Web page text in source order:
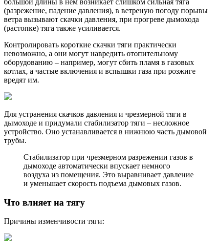
(разрежение, падение давления), в ветреную погоду порывы
ветра вызывают скачки давления, при прогреве дымохода
(растопке) тяга также усиливается.
Контролировать короткие скачки тяги практически
невозможно, а они могут навредить отопительному
оборудованию – например, могут сбить пламя в газовых
котлах, а частые включения и вспышки газа при розжиге
вредят им.
Для устранения скачков давления и чрезмерной тяги в
дымоходе и придумали стабилизатор тяги – несложное
устройство. Оно устанавливается в нижнюю часть дымовой
трубы.
Стабилизатор при чрезмерном разрежении газов в
дымоходе автоматически впускает немного
воздуха из помещения. Это выравнивает давление
и уменьшает скорость подъема дымовых газов.
Что влияет на тягу
Причины изменчивости тяги: